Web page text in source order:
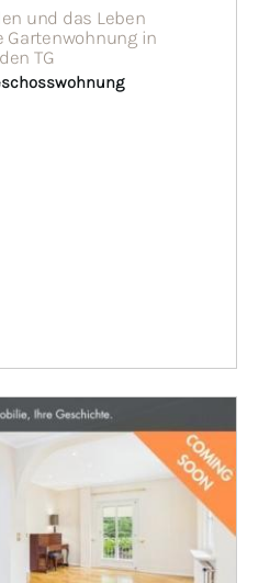
und das Leben
Gartenwohnung in
TG